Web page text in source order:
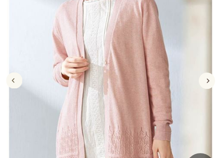
ジュニア・ティーンズ下着
キッチン・雑貨・日用品
寝具・インテリア・家具通販すべて
寝具・ベッド
カーテン・ラグ・ファブリック
美容・健康通販すべて
美容・健康・サプリメント
制服・スクール
制服・スクールすべて
ジュニア・ティーンズ下着
大きいサイズ
大きいサイズ通販すべて
大きいサイズ レディース服
大きいサイズ レディース下着
バーゲンセール
シークレットセール
商品カテゴリ一覧
キッチン・雑貨・日用品
寝具・ベッド
カーテン・ラグ・ファブリック
美容・健康通販すべて
美容・健康・サプリメント
制服・スクール
制服・スクールすべて
制服・学生服
ジュニア・ティーンズ下着
大きいサイズ
大きいサイズ通販すべて
大きいサイズ レディース服
大きいサイズ レディース下着
大きいサイズ メンズ
バーゲンセール
シークレットセール
詳細検索
商品カテゴリ一覧